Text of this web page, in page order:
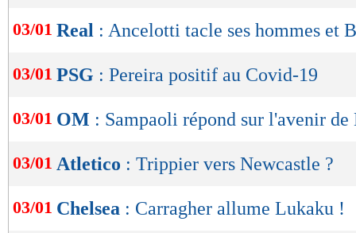
03/01 Real : Ancelotti tacle ses hommes et
03/01 PSG : Pereira positif au Covid-19
03/01 OM : Sampaoli répond sur l'avenir
03/01 Atletico : Trippier vers Newcastle ?
03/01 Chelsea : Carragher allume Lukaku !